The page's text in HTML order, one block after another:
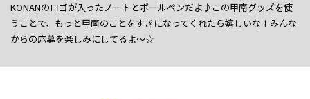
KONANのロゴが入ったノートとボールペンだよ♪この甲南グッズを使
うことで、もっと甲南のことをすきになってくれたら嬉しいな！みんな
からの応募を楽しみにしてるよ～☆